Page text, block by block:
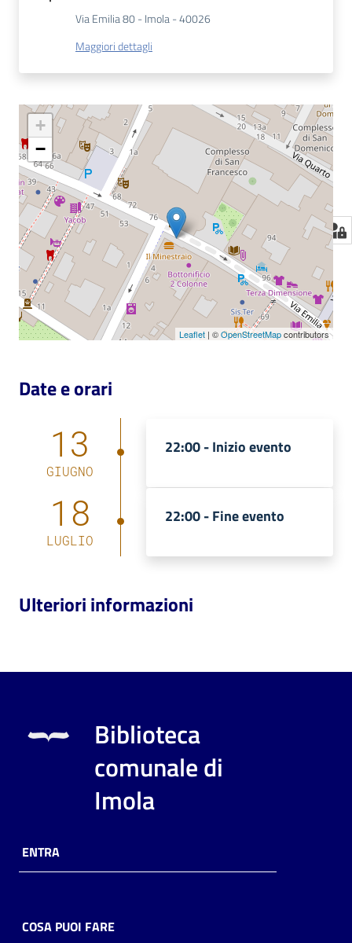
Via Emilia 80 - Imola - 40026
Maggiori dettagli
+
−
Leaflet | ©OpenStreetMapcontributors
Date e orari
13
GIUGNO
22:00 -Inizio evento
18
LUGLIO
22:00 -Fine evento
Ulteriori informazioni
Biblioteca
comunale di
Imola
ENTRA
COSA PUOI FARE